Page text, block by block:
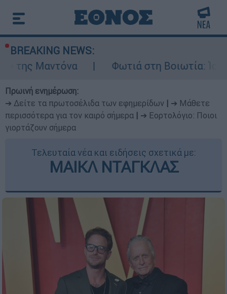
BREAKING NEWS:
Φωτιά στη Βοιωτία: Ίση με έξι
Πρωινή ενημέρωση:
➔ Δείτε τα πρωτοσέλιδα των εφημερίδων
➔ Μάθετε
περισσότερα για τον καιρό σήμερα
➔ Εορτολόγιο: Ποιοι
γιορτάζουν σήμερα
Τελευταία νέα και ειδήσεις σχετικά με:
ΜΑΙΚΛ ΝΤΑΓΚΛΑΣ